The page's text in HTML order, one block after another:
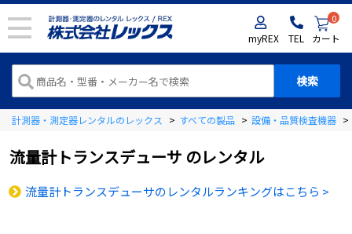
myREX TEL
0
カート
計測器・測定器レンタルのレックス > すべての製品 > 設備・品質検査機器 >
流量計トランスデューサ のレンタル
流量計トランスデューサのレンタルランキングはこちら >